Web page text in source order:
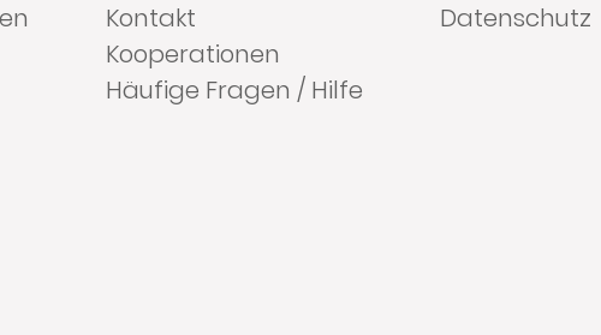
Kontakt
Kooperationen
Häufige Fragen / Hilfe
Datenschutz